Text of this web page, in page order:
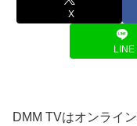
X
LINE
DMM TVはオンライ